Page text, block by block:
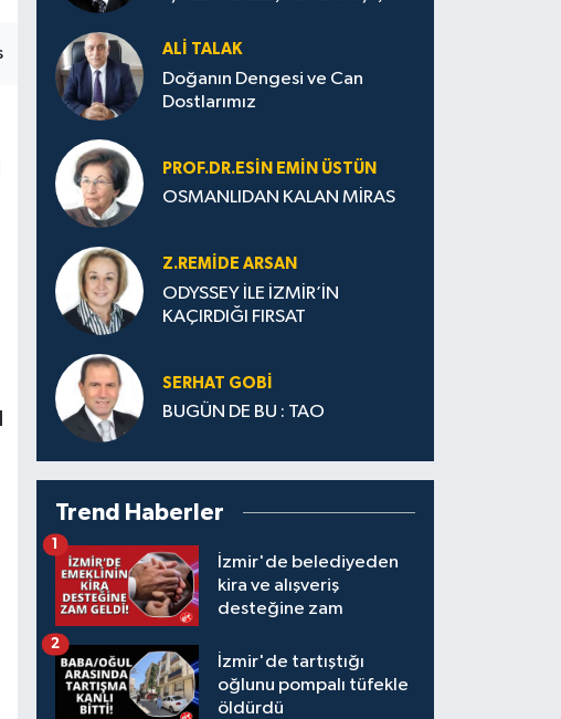
ALI TALAK
Doğanın Dengesi ve Can
Dostlarımız
PROF.DR.ESIN EMIN ÜSTÜN
OSMANLIDAN KALAN MİRAS
Z.REMIDE ARSAN
ODYSSEY İLE İZMİR’İN
KAÇIRDIĞI FIRSAT
SERHAT GOBİ
BUGÜN DE BU : TAO
Trend Haberler
İzmir'de belediyeden
kira ve alışveriş
desteğine zam
1
İzmir'de tartıştığı
oğlunu pompalı tüfekle
öldürdü
2